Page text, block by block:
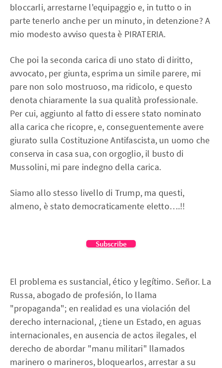
bloccarli, arrestarne l'equipaggio e, in tutto o in
parte tenerlo anche per un minuto, in detenzione? A
mio modesto avviso questa è PIRATERIA.
Che poi la seconda carica di uno stato di diritto,
avvocato, per giunta, esprima un simile parere, mi
pare non solo mostruoso, ma ridicolo, e questo
denota chiaramente la sua qualità professionale.
Per cui, aggiunto al fatto di essere stato nominato
alla carica che ricopre, e, conseguentemente avere
giurato sulla Costituzione Antifascista, un uomo che
conserva in casa sua, con orgoglio, il busto di
Mussolini, mi pare indegno della carica.
Siamo allo stesso livello di Trump, ma questi,
almeno, è stato democraticamente eletto….!!
Subscribe
El problema es sustancial, ético y legítimo. Señor. La
Russa, abogado de profesión, lo llama
"propaganda"; en realidad es una violación del
derecho internacional, ¿tiene un Estado, en aguas
internacionales, en ausencia de actos ilegales, el
derecho de abordar "manu militari" llamados
marinero o marineros, bloquearlos, arrestar a su